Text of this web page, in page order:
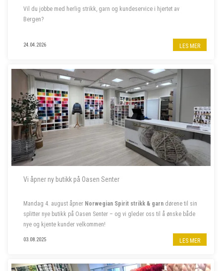
Vil du jobbe med herlig strikk, garn og kundeservice i hjertet av
Bergen?
Til garnbutikken vår i Bergen sentrum søker vi butikkmedarbeider i
80% stilling, samt to sommervikarer. Les mer om stillingene nedenfor.
- - - - -
24.04.2026 LES MER
Vi åpner ny butikk på Oasen Senter
Mandag 4. august åpner Norwegian Spirit strikk & garn dørene til sin
splitter nye butikk på Oasen Senter – og vi gleder oss til å ønske både
nye og kjente kunder velkommen!
03.08.2025 LES MER